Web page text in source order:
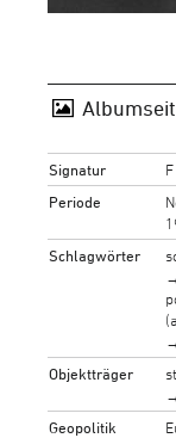
Signatur
Periode
Schlagwörter
Objektträger
Geopolitik